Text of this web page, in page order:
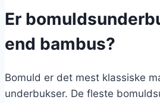
Er
end bambus?
Bomuld er det mest klassiske
underbukser. De fleste